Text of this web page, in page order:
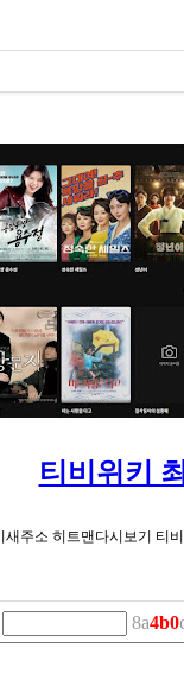
티비위키
주소 히트맨다시보기
8a4b0